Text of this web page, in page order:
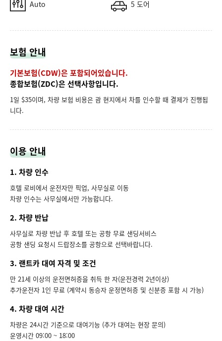
Auto 5 도어
보험 안내
기본보험(CDW)은 포함되어있습니다.
종합보험(ZDC)은 선택사항입니다.
1일 $35이며, 차량 보험 비용은 괌 현지에서 차를 인수할 때 결제가 진행됩
니다.
이용 안내
1. 차량 인수
호텔 로비에서 운전자만 픽업, 사무실로 이동
차량 인수는 사무실에서만 가능합니다.
2. 차량 반납
사무실로 차량 반납 후 호텔 또는 공항 무료 샌딩서비스
공항 샌딩 요청시 드랍장소를 공항으로 선택바랍니다.
3. 랜트카 대여 자격 및 조건
만 21세 이상의 운전면허증을 취득 한 자(운전경력 2년이상)
추가운전자 1인 무료 (계약시 동승자 운정면허증 및 신분증 포함 시 가능)
4. 차량 대여 시간
차량은 24시간 기준으로 대여기능 (추가 대여는 현장 문의)
운영시간 09:00 ~ 18:00